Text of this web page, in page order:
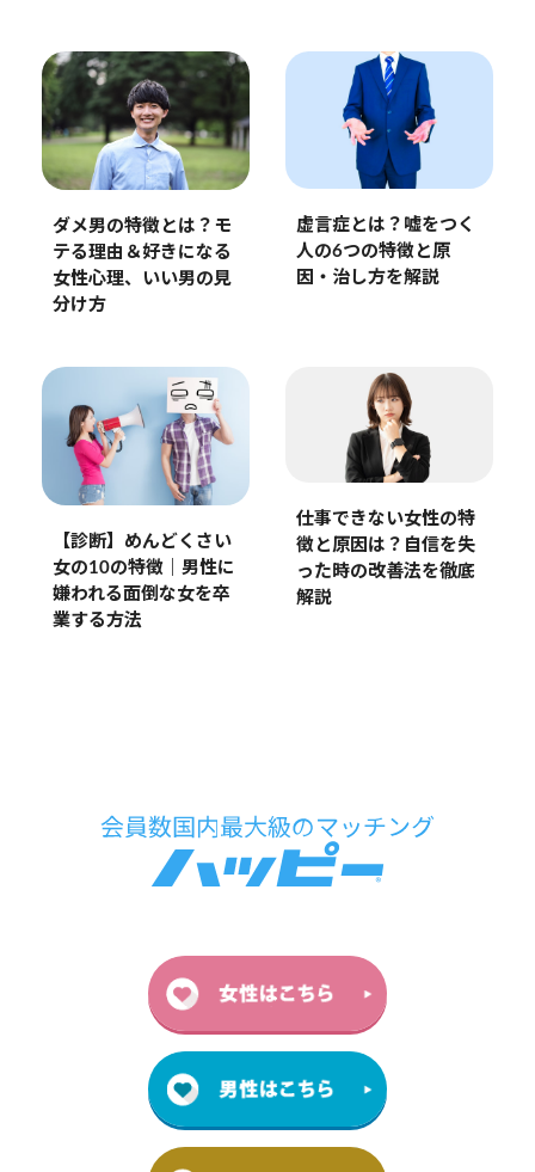
ダメ男の特徴とは？モ
テる理由＆好きになる
女性心理、いい男の見
分け方
虚言症とは？嘘をつく
人の6つの特徴と原
因・治し方を解説
【診断】めんどくさい
女の10の特徴｜男性に
嫌われる面倒な女を卒
業する方法
仕事できない女性の特
徴と原因は？自信を失
った時の改善法を徹底
解説